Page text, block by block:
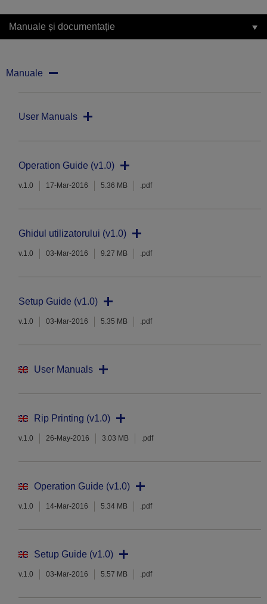
Manuale și documentație
Manuale
User Manuals
Operation Guide (v1.0)
v.1.0 17-Mar-2016 5.36 MB .pdf
Ghidul utilizatorului (v1.0)
v.1.0 03-Mar-2016 9.27 MB .pdf
Setup Guide (v1.0)
v.1.0 03-Mar-2016 5.35 MB .pdf
User Manuals
Rip Printing (v1.0)
v.1.0 26-May-2016 3.03 MB .pdf
Operation Guide (v1.0)
v.1.0 14-Mar-2016 5.34 MB .pdf
Setup Guide (v1.0)
v.1.0 03-Mar-2016 5.57 MB .pdf